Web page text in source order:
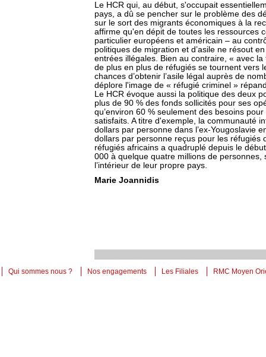
Le HCR qui, au début, s'occupait
pays, a dû se pencher sur le problème des
sur le sort des migrants économiques à la
affirme qu'en dépit de toutes les ressources
particulier européens et américain – au
politiques de migration et d’asile ne résout
entrées illégales. Bien au contraire, « avec
de plus en plus de réfugiés se tournent vers
chances d’obtenir l’asile légal auprès de
déplore l'image de « réfugié criminel »
Le HCR évoque aussi la politique des deux
plus de 90 % des fonds sollicités pour ses
qu’environ 60 % seulement des besoins
satisfaits. A titre d'exemple, la communauté
dollars par personne dans l’ex-Yougoslavie
dollars par personne reçus pour les réfugiés
réfugiés africains a quadruplé depuis le
000 à quelque quatre millions de
l’intérieur de leur propre pays.
Marie Joannidis
Qui sommes nous ? Nos engagements Les Filiales RMC Moyen